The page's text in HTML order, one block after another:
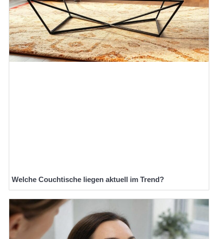
Welche Couchtische liegen aktuell im Trend?